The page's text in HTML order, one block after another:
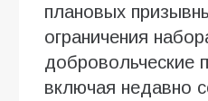
плановых
ограничения
добровольческие
включая недавно